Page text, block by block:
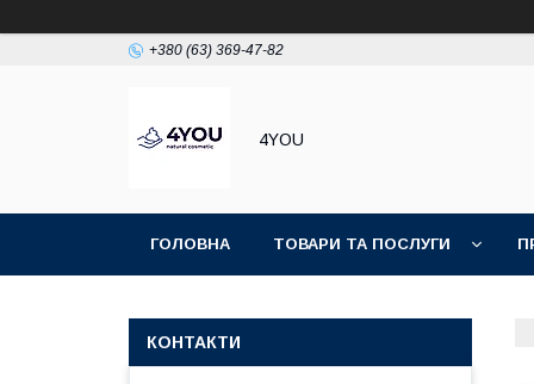
+380 (63) 369-47-82
4YOU
ГОЛОВНА ТОВАРИ ТА ПОСЛУГИ
КОНТАКТИ